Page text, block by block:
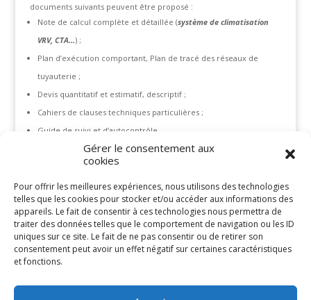
Gérer le consentement aux
cookies
Pour offrir les meilleures expériences, nous utilisons des technologies
telles que les cookies pour stocker et/ou accéder aux informations des
appareils. Le fait de consentir à ces technologies nous permettra de
traiter des données telles que le comportement de navigation ou les ID
uniques sur ce site. Le fait de ne pas consentir ou de retirer son
consentement peut avoir un effet négatif sur certaines caractéristiques
et fonctions.
documents suivants peuvent être proposé :
Note de calcul complète et détaillée (système de climatisation
VRV, CTA…) ;
Plan d’exécution comportant, Plan de tracé des réseaux de
tuyauterie ;
Devis quantitatif et estimatif, descriptif ;
Cahiers de clauses techniques particulières ;
Guide de suivi et d’autocontrôle.
Devis quantitatif et estimatif, descriptif.
Articles récents
Mot du Directeur Général